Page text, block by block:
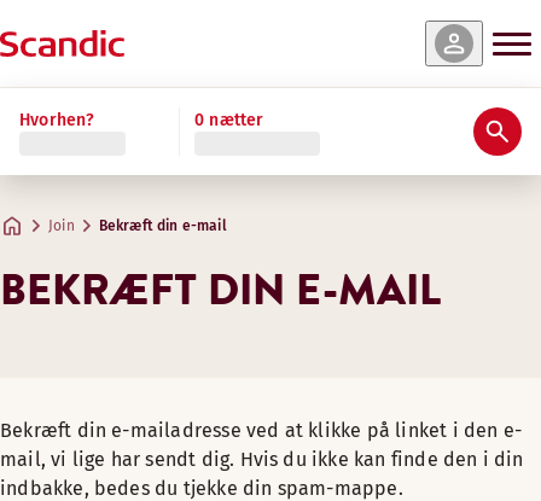
Hvorhen? 0 nætter
Join Bekræft din e-mail
BEKRÆFT DIN E-MAIL
Bekræft din e-mailadresse ved at klikke på linket i den e-
mail, vi lige har sendt dig. Hvis du ikke kan finde den i din
indbakke, bedes du tjekke din spam-mappe.